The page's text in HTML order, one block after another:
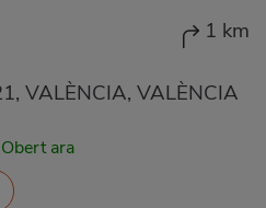
1 km
VALÈNCIA, VALÈNCIA
Obert ara